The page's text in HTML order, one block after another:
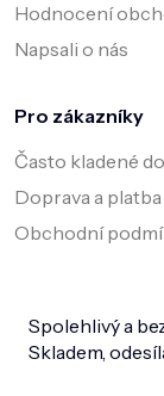
Hodnocení
Napsali o nás
Pro zákazníky
Často kladené
Doprava a platba
Obchodní
Spolehlivý a
Skladem,